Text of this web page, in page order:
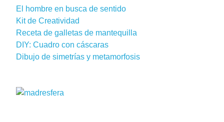
El hombre en busca de sentido
Kit de Creatividad
Receta de galletas de mantequilla
DIY: Cuadro con cáscaras
Dibujo de simetrías y metamorfosis